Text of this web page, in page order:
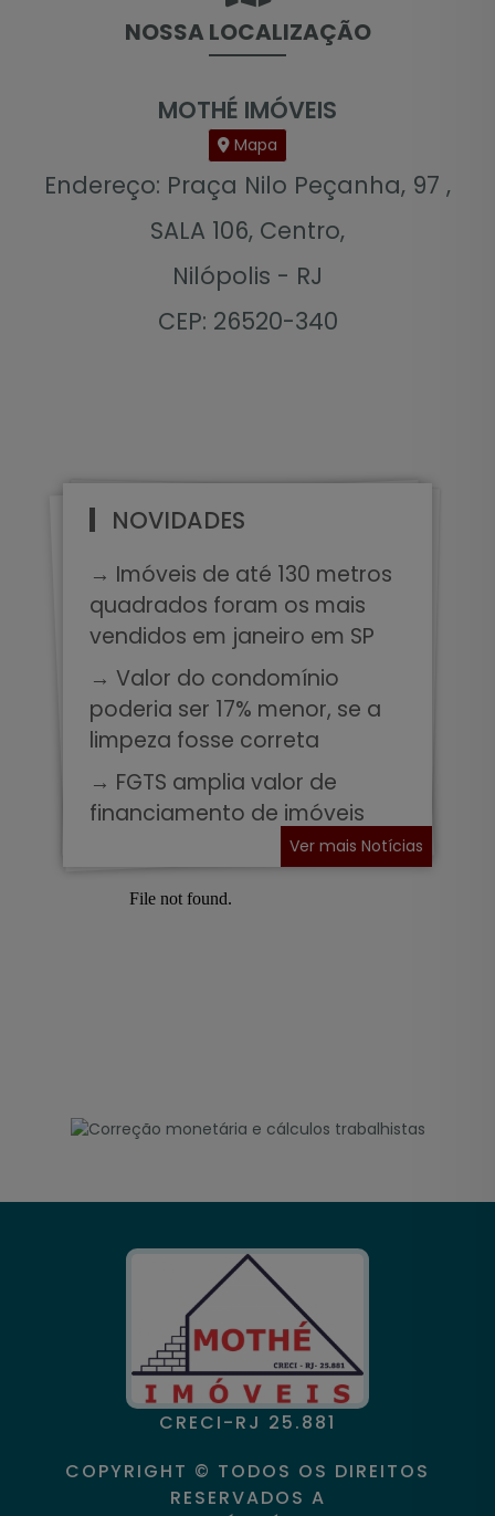
NOSSA LOCALIZAÇÃO
MOTHÉ IMÓVEIS
Mapa
Endereço: Praça Nilo Peçanha, 97 ,
SALA 106, Centro,
Nilópolis - RJ
CEP: 26520-340
NOVIDADES
→ Imóveis de até 130 metros
quadrados foram os mais
vendidos em janeiro em SP
→ Valor do condomínio
poderia ser 17% menor, se a
limpeza fosse correta
→ FGTS amplia valor de
financiamento de imóveis
Ver mais Notícias
CRECI-RJ 25.881
COPYRIGHT © TODOS OS DIREITOS
RESERVADOS A